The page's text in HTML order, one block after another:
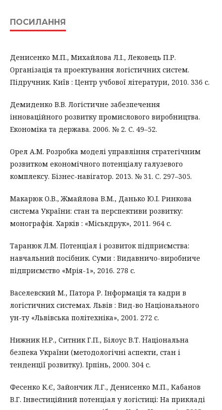
ПОСИЛАННЯ
Денисенко М.П., Михайлова Л.І., Лековець П.Р.
Організація та проектування логістичних систем.
Підручник. Київ : Центр учбової літератури, 2010. 336 с.
Демиденко В.В. Логістичне забезпечення
інноваційного розвитку промислового виробництва.
Економіка та держава. 2006. № 2. С. 49–52.
Орел А.М. Розробка моделі управління стратегічним
розвитком економічного потенціалу галузевого
комплексу. Бізнес-навігатор. 2013. № 31. C. 297–305.
Макарюк О.В., Жмайлова В.М., Данько Ю.І. Ринкова
система України: стан та перспективи розвитку:
монографія. Харків : «Міськдрук», 2011. 964 с.
Таранюк Л.М. Потенціал і розвиток підприємства:
навчальний посібник. Суми : Видавничо-виробниче
підприємство «Мрія-1», 2016. 278 с.
Васелевский М., Патора Р. Інформація та кадри в
логістичних системах. Львів : Вид-во Національного
ун-ту «Львівська політехніка», 2001. 272 с.
Нижник Н.Р., Ситник Г.П., Білоус В.Т. Національна
безпека України (методологічні аспекти, стан і
тенденції розвитку). Ірпінь, 2000. 304 с.
Фесенко К.Є, Зайончик Л.Г., Денисенко М.П., Кабанов
В.Г. Інвестиційний потенціал у логістиці: На прикладі